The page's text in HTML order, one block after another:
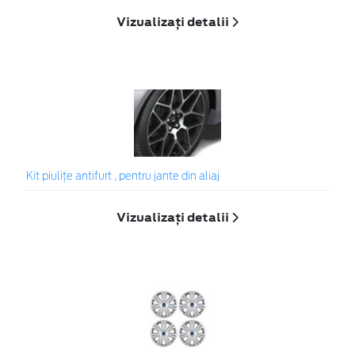
Vizualizați detalii
Kit piuliţe antifurt , pentru jante din aliaj
Vizualizați detalii